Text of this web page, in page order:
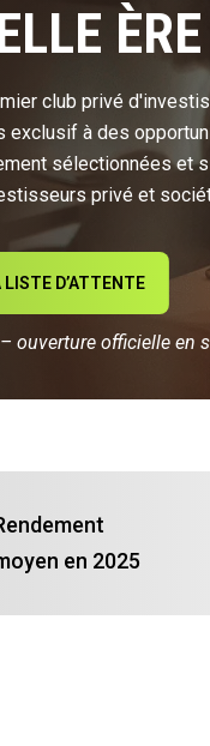
ÈRE
club privé
exclusif à des
sélectionnées et
privé et
LISTE D’ATTENTE
ouverture officielle en
en 2025